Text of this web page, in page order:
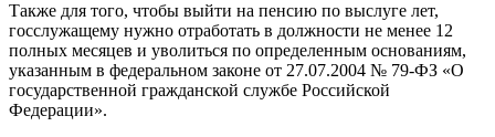
Также для того, чтобы выйти на пенсию по выслуге лет,
госслужащему нужно отработать в должности не менее 12
полных месяцев и уволиться по определенным основаниям,
указанным в федеральном законе от 27.07.2004 № 79-ФЗ «О
государственной гражданской службе Российской
Федерации».